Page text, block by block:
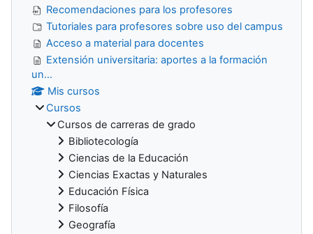
Recomendaciones para los profesores
Tutoriales para profesores sobre uso del campus
Acceso a material para docentes
Extensión universitaria: aportes a la formación
un...
Mis cursos
Cursos
Cursos de carreras de grado
Bibliotecología
Ciencias de la Educación
Ciencias Exactas y Naturales
Educación Física
Filosofía
Geografía